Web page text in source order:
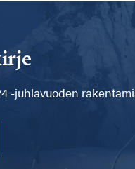
-juhlavuoden